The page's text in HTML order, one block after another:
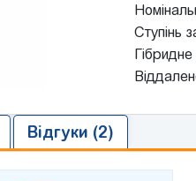
Ступінь
Відгуки (2)